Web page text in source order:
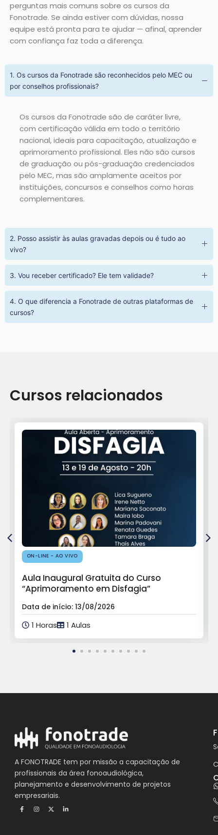
perguntas mais comuns sobre os cursos da
Fonotrade. Se ainda estiver com dúvidas, nossa
equipe está pronta para te ajudar — afinal, aprender
com confiança faz toda a diferença.
1. Os cursos da Fonotrade são reconhecidos pelo MEC ou
por conselhos profissionais?
Os cursos da Fonotrade são de caráter livre,
com certificação válida em todo o território
nacional, ideais para capacitação, atualização e
aprimoramento profissional. Eles não são cursos
de graduação ou pós-graduação credenciados
pelo MEC, mas são amplamente aceitos por
instituições, concursos e conselhos como horas
complementares.
2. Posso assistir às aulas gravadas depois ou é tudo ao
vivo?
3. Vou receber certificado? Ele tem validade?
4. O que diferencia a Fonotrade de outras plataformas de
cursos?
Cursos relacionados
ON-LINE - AO VIVO
Aula Inaugural Gratuita do Curso
“Aprimoramento em Disfagia”
Data de início: 13/08/2026
1 Horas 1 Aulas
A FONOTRADE tem por missão a capacitação de
profissionais da área fonoaudiológica,
planejamento e desenvolvimento de projetos
empresariais.
F
a
I
n
X
-
L
i